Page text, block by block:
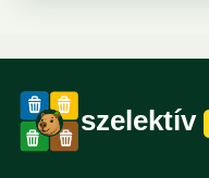
szelektív